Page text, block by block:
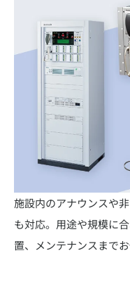
施設内のアナウンスや
も対応。用途や規模に
置、メンテナンスまでお